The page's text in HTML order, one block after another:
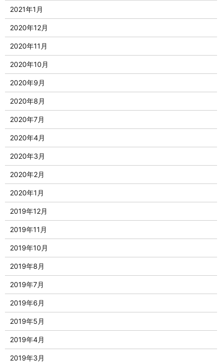
2021年1月
2020年12月
2020年11月
2020年10月
2020年9月
2020年8月
2020年7月
2020年4月
2020年3月
2020年2月
2020年1月
2019年12月
2019年11月
2019年10月
2019年8月
2019年7月
2019年6月
2019年5月
2019年4月
2019年3月